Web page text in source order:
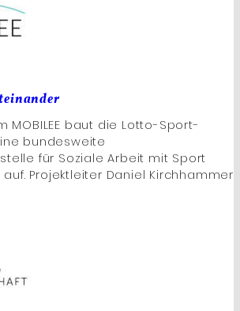
MOBILEE baut die Lotto-Sport-
bundesweite
für Soziale Arbeit mit Sport
Projektleiter Daniel Kirchhammer